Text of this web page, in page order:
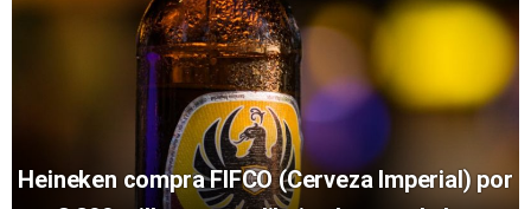
Heineken compra FIFCO (Cerveza Imperial) por